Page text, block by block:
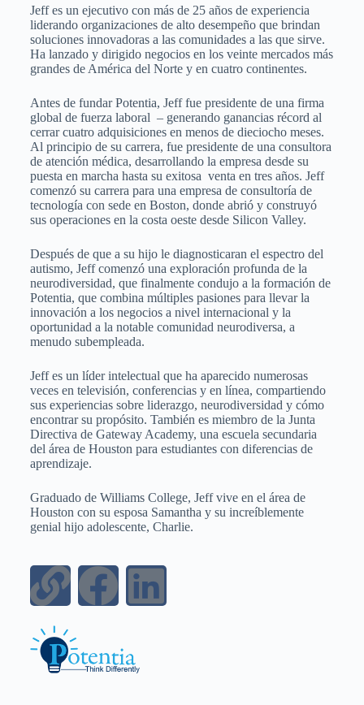
Jeff es un ejecutivo con más de 25 años de experiencia
liderando organizaciones de alto desempeño que brindan
soluciones innovadoras a las comunidades a las que sirve.
Ha lanzado y dirigido negocios en los veinte mercados más
grandes de América del Norte y en cuatro continentes.
Antes de fundar Potentia, Jeff fue presidente de una firma
global de fuerza laboral – generando ganancias récord al
cerrar cuatro adquisiciones en menos de dieciocho meses.
Al principio de su carrera, fue presidente de una consultora
de atención médica, desarrollando la empresa desde su
puesta en marcha hasta su exitosa venta en tres años. Jeff
comenzó su carrera para una empresa de consultoría de
tecnología con sede en Boston, donde abrió y construyó
sus operaciones en la costa oeste desde Silicon Valley.
Después de que a su hijo le diagnosticaran el espectro del
autismo, Jeff comenzó una exploración profunda de la
neurodiversidad, que finalmente condujo a la formación de
Potentia, que combina múltiples pasiones para llevar la
innovación a los negocios a nivel internacional y la
oportunidad a la notable comunidad neurodiversa, a
menudo subempleada.
Jeff es un líder intelectual que ha aparecido numerosas
veces en televisión, conferencias y en línea, compartiendo
sus experiencias sobre liderazgo, neurodiversidad y cómo
encontrar su propósito. También es miembro de la Junta
Directiva de Gateway Academy, una escuela secundaria
del área de Houston para estudiantes con diferencias de
aprendizaje.
Graduado de Williams College, Jeff vive en el área de
Houston con su esposa Samantha y su increíblemente
genial hijo adolescente, Charlie.